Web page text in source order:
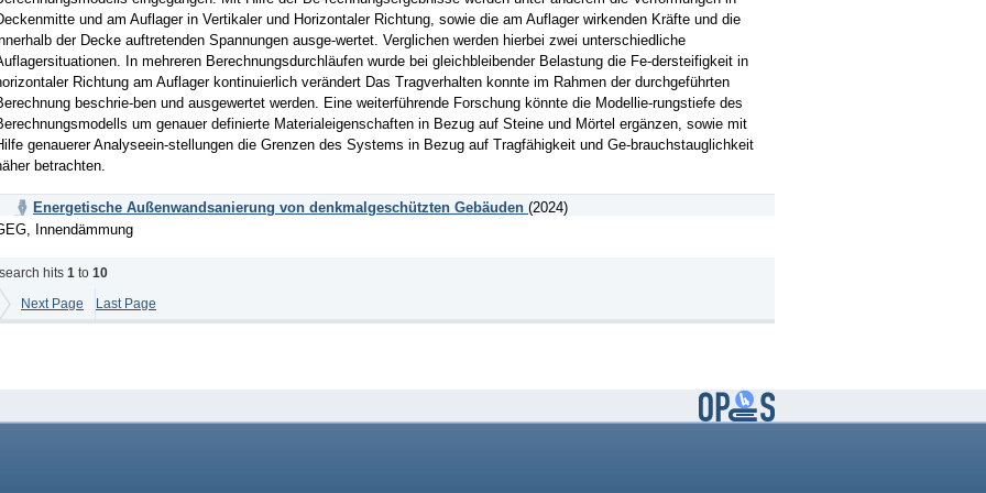
und am Auflager in Vertikaler und Horizontaler Richtung, sowie die am Auflager wirkenden Kräfte und die
der Decke auftretenden Spannungen ausge-wertet. Verglichen werden hierbei zwei unterschiedliche
In mehreren Berechnungsdurchläufen wurde bei gleichbleibender Belastung die Fe-dersteifigkeit in
Richtung am Auflager kontinuierlich verändert Das Tragverhalten konnte im Rahmen der durchgeführten
beschrie-ben und ausgewertet werden. Eine weiterführende Forschung könnte die Modellie-rungstiefe des
um genauer definierte Materialeigenschaften in Bezug auf Steine und Mörtel ergänzen, sowie mit
genauerer Analyseein-stellungen die Grenzen des Systems in Bezug auf Tragfähigkeit und Ge-brauchstauglichkeit
betrachten.
Energetische Außenwandsanierung von denkmalgeschützten Gebäuden (2024)
Innendämmung
search hits 1 to 10
Next Page
Last Page